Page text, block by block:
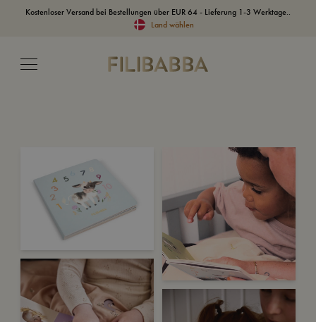
Kostenloser Versand bei Bestellungen über EUR 64 - Lieferung 1-3 Werktage..
Land wählen